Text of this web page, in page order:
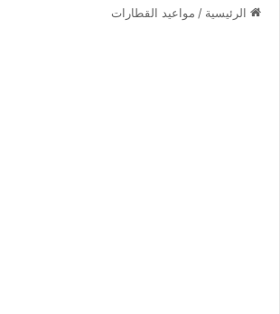
الرئيسية / مواعيد القطارات